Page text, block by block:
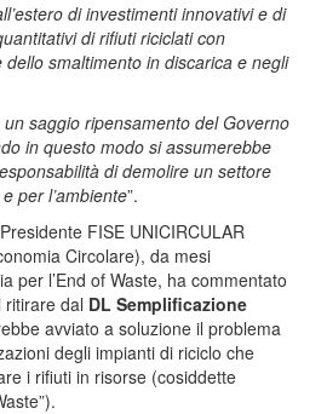
di investimenti innovativi e di
di rifiuti riciclati con
dello smaltimento in discarica e negli
saggio ripensamento del Governo
in questo modo si assumerebbe
di demolire un settore
per l’ambiente”.
FISE UNICIRCULAR
Circolare), da mesi
per l’End of Waste, ha commentato
ritirare dal DL Semplificazione
avviato a soluzione il problema
degli impianti di riciclo che
i rifiuti in risorse (cosiddette